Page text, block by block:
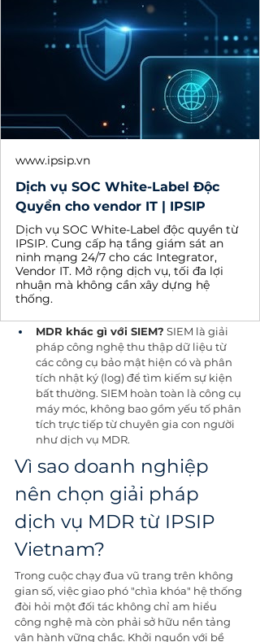
www.ipsip.vn
Dịch vụ SOC White-Label Độc
Quyền cho vendor IT | IPSIP
Dịch vụ SOC White-Label độc quyền từ
IPSIP. Cung cấp hạ tầng giám sát an
ninh mạng 24/7 cho các Integrator,
Vendor IT. Mở rộng dịch vụ, tối đa lợi
nhuận mà không cần xây dựng hệ
thống.
MDR khác gì với SIEM? SIEM là giải
pháp công nghệ thu thập dữ liệu từ
các công cụ bảo mật hiện có và phân
tích nhật ký (log) để tìm kiếm sự kiện
bất thường. SIEM hoàn toàn là công cụ
máy móc, không bao gồm yếu tố phân
tích trực tiếp từ chuyên gia con người
như dịch vụ MDR.
Vì sao doanh nghiệp
nên chọn giải pháp
dịch vụ MDR từ IPSIP
Vietnam?
Trong cuộc chạy đua vũ trang trên không
gian số, việc giao phó "chìa khóa" hệ thống
đòi hỏi một đối tác không chỉ am hiểu
công nghệ mà còn phải sở hữu nền tảng
vận hành vững chắc. Khởi nguồn với bề